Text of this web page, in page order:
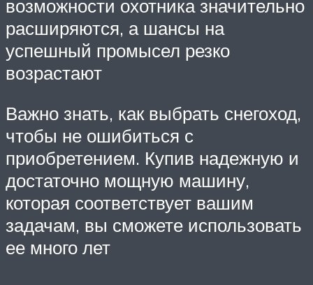
возможности охотника значительно
расширяются, а шансы на
успешный промысел резко
возрастают
Важно знать, как выбрать снегоход,
чтобы не ошибиться с
приобретением. Купив надежную и
достаточно мощную машину,
которая соответствует вашим
задачам, вы сможете использовать
ее много лет